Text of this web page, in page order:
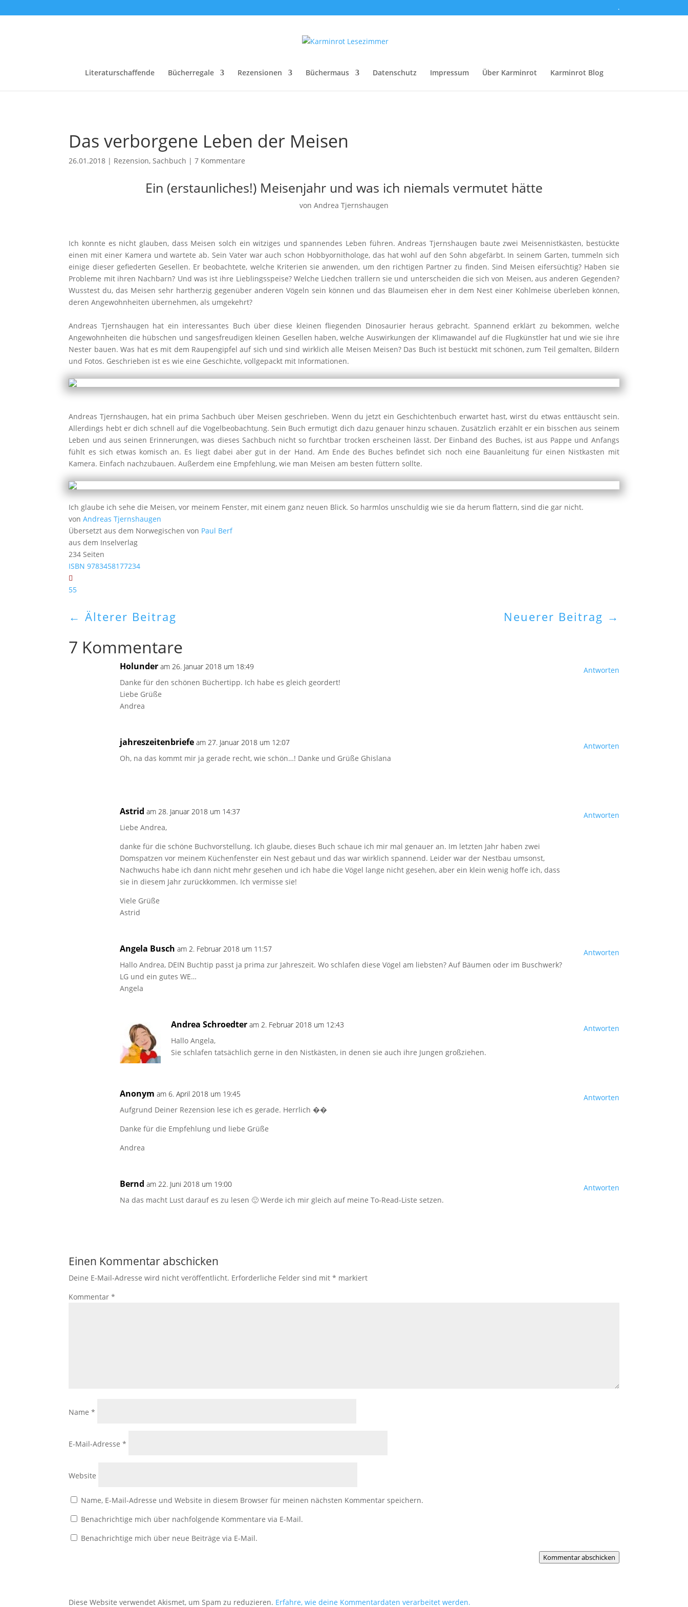
.
Literaturschaffende Bücherregale Rezensionen Büchermaus Datenschutz Impressum Über Karminrot Karminrot Blog
Das verborgene Leben der Meisen
26.01.2018 | Rezension, Sachbuch |7 Kommentare
Ein (erstaunliches!) Meisenjahr und was ich niemals vermutet hätte
von Andrea Tjernshaugen
Ich konnte es nicht glauben, dass Meisen solch ein witziges und spannendes Leben führen. Andreas Tjernshaugen baute zwei Meisennistkästen, bestückte
einen mit einer Kamera und wartete ab. Sein Vater war auch schon Hobbyornithologe, das hat wohl auf den Sohn abgefärbt. In seinem Garten, tummeln sich
einige dieser gefiederten Gesellen. Er beobachtete, welche Kriterien sie anwenden, um den richtigen Partner zu finden. Sind Meisen eifersüchtig? Haben sie
Probleme mit ihren Nachbarn? Und was ist ihre Lieblingsspeise? Welche Liedchen trällern sie und unterscheiden die sich von Meisen, aus anderen Gegenden?
Wusstest du, das Meisen sehr hartherzig gegenüber anderen Vögeln sein können und das Blaumeisen eher in dem Nest einer Kohlmeise überleben können,
deren Angewohnheiten übernehmen, als umgekehrt?
Andreas Tjernshaugen hat ein interessantes Buch über diese kleinen fliegenden Dinosaurier heraus gebracht. Spannend erklärt zu bekommen, welche
Angewohnheiten die hübschen und sangesfreudigen kleinen Gesellen haben, welche Auswirkungen der Klimawandel auf die Flugkünstler hat und wie sie ihre
Nester bauen. Was hat es mit dem Raupengipfel auf sich und sind wirklich alle Meisen Meisen? Das Buch ist bestückt mit schönen, zum Teil gemalten, Bildern
und Fotos. Geschrieben ist es wie eine Geschichte, vollgepackt mit Informationen.
Andreas Tjernshaugen, hat ein prima Sachbuch über Meisen geschrieben. Wenn du jetzt ein Geschichtenbuch erwartet hast, wirst du etwas enttäuscht sein.
Allerdings hebt er dich schnell auf die Vogelbeobachtung. Sein Buch ermutigt dich dazu genauer hinzu schauen. Zusätzlich erzählt er ein bisschen aus seinem
Leben und aus seinen Erinnerungen, was dieses Sachbuch nicht so furchtbar trocken erscheinen lässt. Der Einband des Buches, ist aus Pappe und Anfangs
fühlt es sich etwas komisch an. Es liegt dabei aber gut in der Hand. Am Ende des Buches befindet sich noch eine Bauanleitung für einen Nistkasten mit
Kamera. Einfach nachzubauen. Außerdem eine Empfehlung, wie man Meisen am besten füttern sollte.
Ich glaube ich sehe die Meisen, vor meinem Fenster, mit einem ganz neuen Blick. So harmlos unschuldig wie sie da herum flattern, sind die gar nicht.
vonAndreas Tjernshaugen
Übersetzt aus dem Norwegischen von Paul Berf
aus dem Inselverlag
234 Seiten
ISBN 9783458177234
55
←Älterer Beitrag Neuerer Beitrag →
7 Kommentare
Holunder am 26. Januar 2018 um 18:49
Danke für den schönen Büchertipp. Ich habe es gleich geordert!
Liebe Grüße
Andrea
Antworten
jahreszeitenbriefe am 27. Januar 2018 um 12:07
Oh, na das kommt mir ja gerade recht, wie schön…! Danke und Grüße Ghislana
Antworten
Astrid am 28. Januar 2018 um 14:37
Liebe Andrea,
danke für die schöne Buchvorstellung. Ich glaube, dieses Buch schaue ich mir mal genauer an. Im letzten Jahr haben zwei
Domspatzen vor meinem Küchenfenster ein Nest gebaut und das war wirklich spannend. Leider war der Nestbau umsonst,
Nachwuchs habe ich dann nicht mehr gesehen und ich habe die Vögel lange nicht gesehen, aber ein klein wenig hoffe ich, dass
sie in diesem Jahr zurückkommen. Ich vermisse sie!
Viele Grüße
Astrid
Antworten
Angela Busch am 2. Februar 2018 um 11:57
Hallo Andrea, DEIN Buchtip passt ja prima zur Jahreszeit. Wo schlafen diese Vögel am liebsten? Auf Bäumen oder im Buschwerk?
LG und ein gutes WE…
Angela
Antworten
Andrea Schroedter am 2. Februar 2018 um 12:43
Hallo Angela,
Sie schlafen tatsächlich gerne in den Nistkästen, in denen sie auch ihre Jungen großziehen.
Antworten
Anonym am 6. April 2018 um 19:45
Aufgrund Deiner Rezension lese ich es gerade. Herrlich ��
Danke für die Empfehlung und liebe Grüße
Andrea
Antworten
Bernd am 22. Juni 2018 um 19:00
Na das macht Lust darauf es zu lesen 🙂 Werde ich mir gleich auf meine To-Read-Liste setzen.
Antworten
Einen Kommentar abschicken
Deine E-Mail-Adresse wird nicht veröffentlicht. Erforderliche Felder sind mit* markiert
Kommentar*
Name*
E-Mail-Adresse*
Website
Name, E-Mail-Adresse und Website in diesem Browser für meinen nächsten Kommentar speichern.
Benachrichtige mich über nachfolgende Kommentare via E-Mail.
Benachrichtige mich über neue Beiträge via E-Mail.
Kommentar abschicken
Diese Website verwendet Akismet, um Spam zu reduzieren. Erfahre, wie deine Kommentardaten verarbeitet werden.